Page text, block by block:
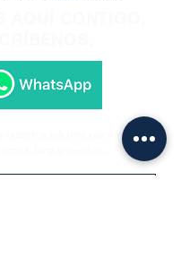
nuestra página para recibir